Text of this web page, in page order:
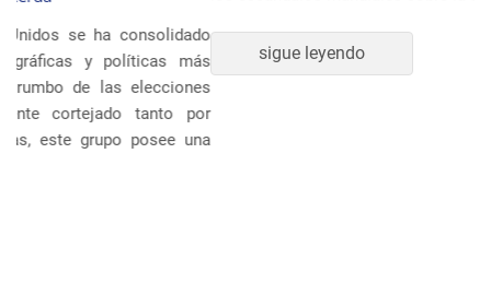
sigue leyendo